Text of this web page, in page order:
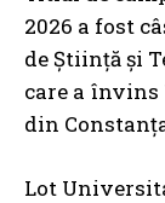
2026 a fost
de Știință și
care a învins
din
Lot